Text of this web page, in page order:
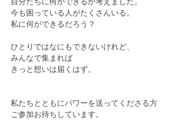
今も困っている人がたくさんいる。
私に何ができるだろう？
ひとりではなにもできないけれど、
みんなで集まれば
きっと想いは届くはず。
私たちとともにパワーを送ってくださる方
ご参加お待ちしています。